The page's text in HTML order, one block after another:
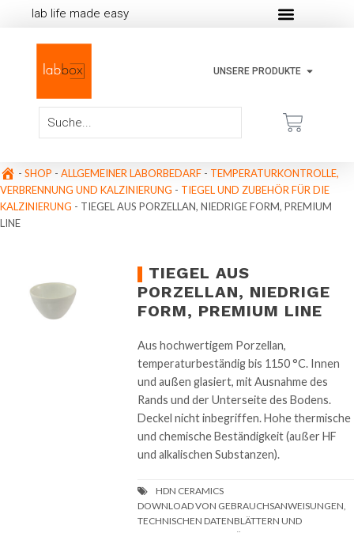
lab life made easy
UNSERE PRODUKTE
- SHOP - ALLGEMEINER LABORBEDARF - TEMPERATURKONTROLLE,
VERBRENNUNG UND KALZINIERUNG - TIEGEL UND ZUBEHÖR FÜR DIE
KALZINIERUNG - TIEGEL AUS PORZELLAN, NIEDRIGE FORM, PREMIUM
LINE
TIEGEL AUS
PORZELLAN, NIEDRIGE
FORM, PREMIUM LINE
Aus hochwertigem Porzellan,
temperaturbeständig bis 1150 °C. Innen
und außen glasiert, mit Ausnahme des
Rands und der Unterseite des Bodens.
Deckel nicht inbegriffen. Hohe thermische
und chemische Beständigkeit (außer HF
und alkalischen Substanzen).
DOWNLOAD VON GEBRAUCHSANWEISUNGEN,
TECHNISCHEN DATENBLÄTTERN UND